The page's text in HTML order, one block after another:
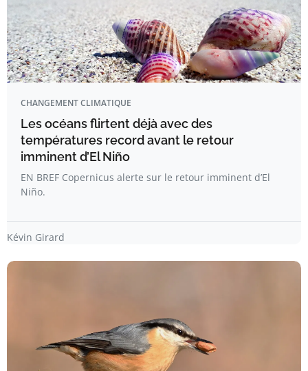
CHANGEMENT CLIMATIQUE
Les océans flirtent déjà avec des
températures record avant le retour
imminent d’El Niño
EN BREF Copernicus alerte sur le retour imminent d’El
Niño.
Kévin Girard